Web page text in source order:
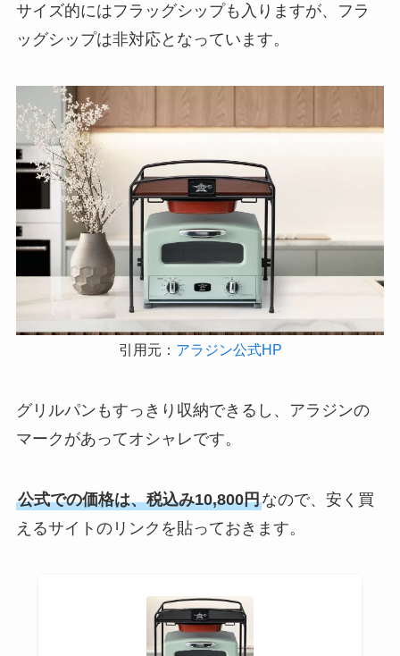
サイズ的にはフラッグシップも入りますが、フラ
ッグシップは非対応となっています。
引用元： アラジン公式HP
グリルパンもすっきり収納できるし、アラジンの
マークがあってオシャレです。
公式での価格は、税込み10,800円なので、安く買
えるサイトのリンクを貼っておきます。